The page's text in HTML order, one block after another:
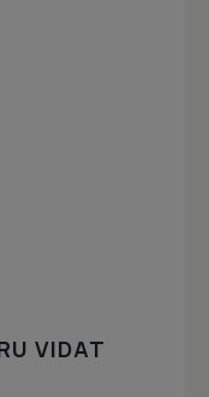
VIDAT